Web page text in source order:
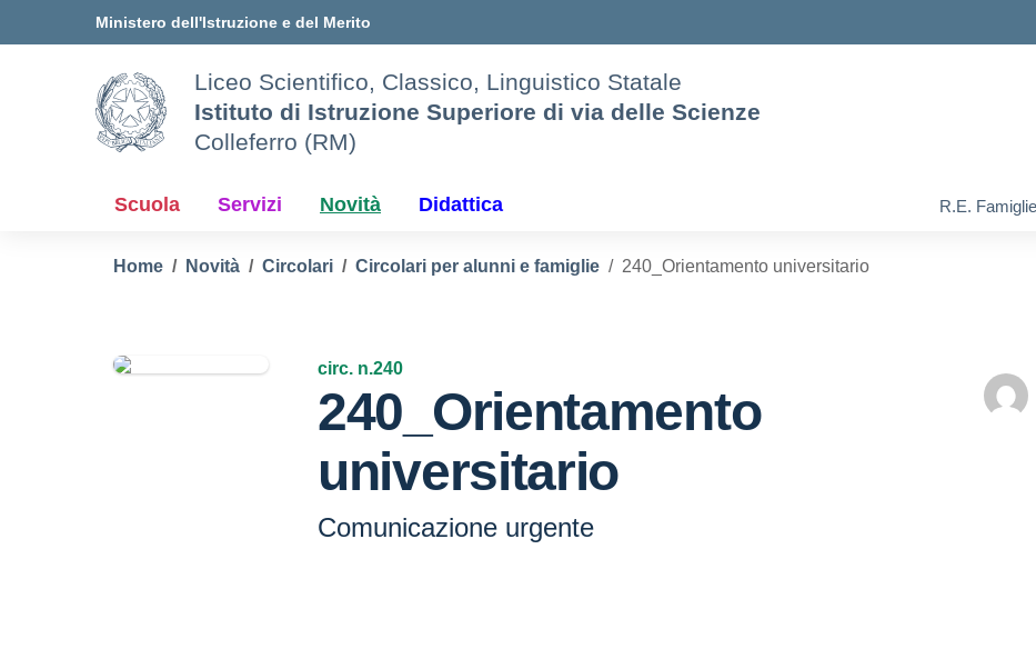
Ministero dell'Istruzione e del Merito
Liceo Scientifico, Classico, Linguistico Statale
Istituto di Istruzione Superiore di via delle Scienze
Colleferro (RM)
Scuola Servizi Novità Didattica R.E. Famiglie
Home Novità Circolari Circolari per alunni e famiglie 240_Orientamento universitario
circ. n.240
240_Orientamento
universitario
Comunicazione urgente